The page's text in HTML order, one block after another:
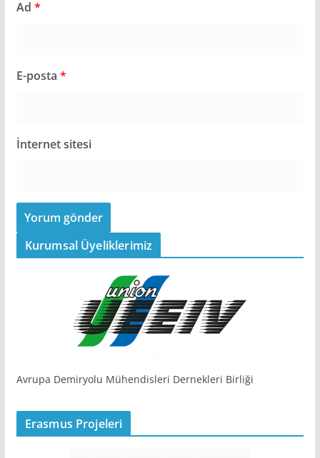
Ad *
E-posta *
İnternet sitesi
Kurumsal Üyeliklerimiz
Avrupa Demiryolu Mühendisleri Dernekleri Birliği
Erasmus Projeleri